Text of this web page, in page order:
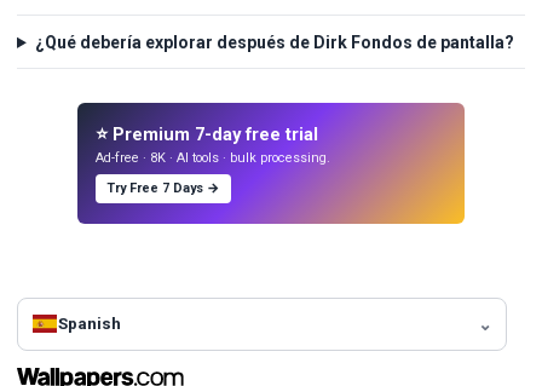
¿Qué debería explorar después de Dirk Fondos de pantalla?
⭐ Premium 7-day free trial
Ad-free · 8K · AI tools · bulk processing.
Try Free 7 Days →
Spanish